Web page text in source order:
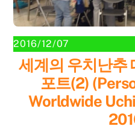
2016/12/07
세계의 우치난추
포트(2)
Worldwide